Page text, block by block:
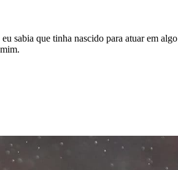
sabia que tinha nascido para atuar em algo